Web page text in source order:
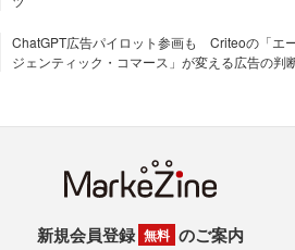
ChatGPT広告パイロット参画も Criteoの「エ
ジェンティック・コマース」が変える広告の判
新規会員登録 無料 のご案内